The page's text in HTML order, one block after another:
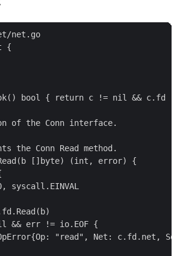
net.go
{
bool { return c != nil && c.fd
of the Conn interface.
the Conn Read method.
[]byte) (int, error) {
syscall.EINVAL
&& err != io.EOF {
"read", Net: c.fd.net,